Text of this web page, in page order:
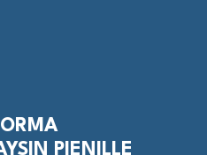
PIENILLE